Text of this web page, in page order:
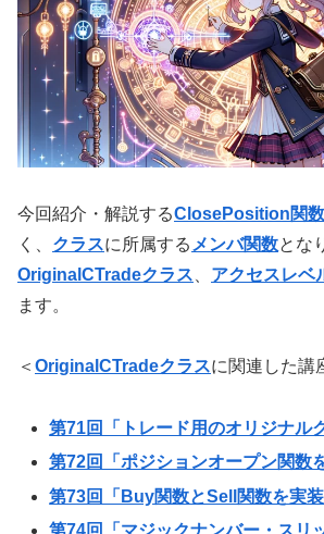
今回紹介・解説するClosePosition関数
く、 クラスに所属する メンバ関数とな
OriginalCTradeクラス
アクセスレベ
ます。
＜ OriginalCTradeクラスに関連した講
第71回「トレード用のオリジナル
第72回「ポジションオープン関数
第73回「Buy関数とSell関数を実装
第74回「マジックナンバー・スリ